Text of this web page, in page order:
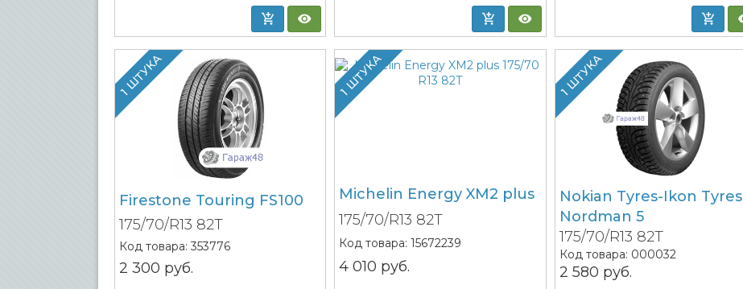
1 ШТУКА
Firestone Touring FS100
175/70/R13 82T
Код товара: 353776
2 300 руб.
1 ШТУКА
Michelin Energy XM2 plus
175/70/R13 82T
Код товара:15672239
4 010 руб.
1 ШТУКА
Nokian Tyres-Ikon Tyres
Nordman 5
175/70/R13 82T
Код товара: 000032
2 580 руб.